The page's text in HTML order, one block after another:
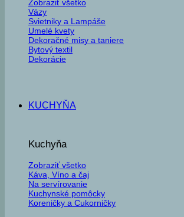
Zobraziť všetko
Vázy
Svietniky a Lampáše
Umelé kvety
Dekoračné misy a taniere
Bytový textil
Dekorácie
KUCHYŇA
Kuchyňa
Zobraziť všetko
Káva, Víno a čaj
Na servírovanie
Kuchynské pomôcky
Koreničky a Cukorničky